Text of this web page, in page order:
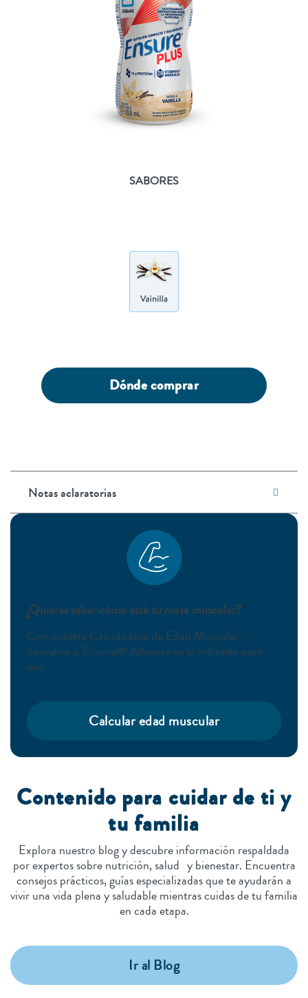
SABORES
Dónde comprar
Notas aclaratorias
¿Quieres saber cómo está tu masa muscular?
Con nuestra Calculadora de Edad Muscular,
descubre si Ensure® Advance es el indicado para
vos.
Calcular edad muscular
Contenido para cuidar de ti y
tu familia
Explora nuestro blog y descubre información respaldada
por expertos sobre nutrición, salud y bienestar. Encuentra
consejos prácticos, guías especializadas que te ayudarán a
vivir una vida plena y saludable mientras cuidas de tu familia
en cada etapa.
Ir al Blog